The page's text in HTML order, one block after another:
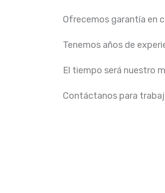
Ofrecemos garantía en
Tenemos años de
El tiempo será nuestro
Contáctanos para